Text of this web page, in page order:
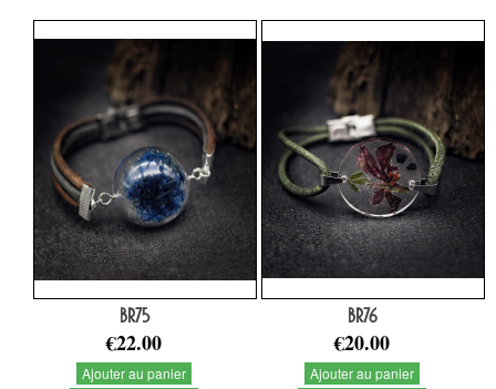
BR75
€22.00
Ajouter au panier
BR76
€20.00
Ajouter au panier